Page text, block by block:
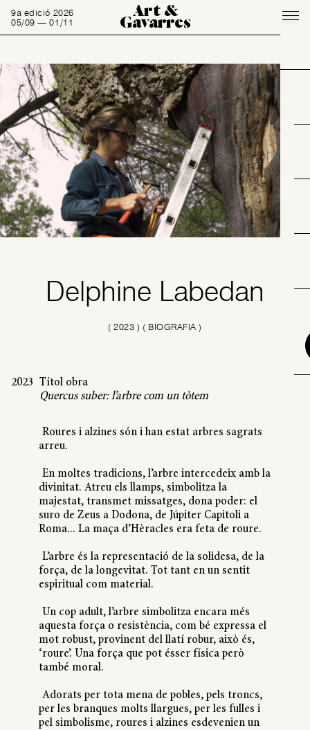
9a edició 2026
05/09 — 01/11
Art &
Gavarres
Delphine Labedan
(2023 ) ( BIOGRAFIA )
2023 Títol obra
Quercus suber: l’arbre com un tòtem
Roures i alzines són i han estat arbres sagrats
arreu.
En moltes tradicions, l’arbre intercedeix amb la
divinitat. Atreu els llamps, simbolitza la
majestat, transmet missatges, dona poder: el
suro de Zeus a Dodona, de Júpiter Capitoli a
Roma... La maça d’Hèracles era feta de roure.
L’arbre és la representació de la solidesa, de la
força, de la longevitat. Tot tant en un sentit
espiritual com material.
Un cop adult, l’arbre simbolitza encara més
aquesta força o resistència, com bé expressa el
mot robust, provinent del llatí robur, això és,
‘roure’. Una força que pot ésser física però
també moral.
Adorats per tota mena de pobles, pels troncs,
per les branques molts llargues, per les fulles i
pel simbolisme, roures i alzines esdevenien un